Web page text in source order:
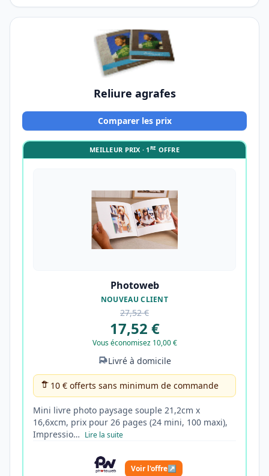
Reliure agrafes
Comparer les prix
MEILLEUR PRIX · 1RE OFFRE
Photoweb
NOUVEAU CLIENT
27,52 €
17,52 €
Vous économisez 10,00 €
Livré à domicile
10 € offerts sans minimum de commande
Mini livre photo paysage souple 21,2cm x
16,6xcm, prix pour 26 pages (24 mini, 100 maxi),
Impressio… Lire la suite
Voir l'offre↗